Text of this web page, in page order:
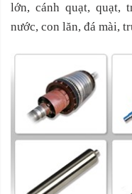
lớn, cánh quạt, quạt,
nước, con lăn, đá mài,